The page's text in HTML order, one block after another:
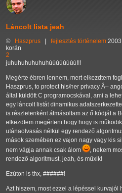
Láncolt lista jeah
© Haszprus | fejlesztés történelem
korán
2
juhuhuhuhuhuhúúúúúúúú!!!
Megérte ébren lennem, mert elkezdtem
Haszprus, to protect his/her privacy Â–
által küldött C programocskával, ami a
egy láncolt listát dinamikus
is részletenként átmásoltam az ő kódját a
elkezdtem megérteni hogy hogy is
utánaolvasás nélkül egy rendező
mások szemében ez vajon nagy vagy kis
nem vágja annak csak álom
, nekem
rendező algoritmust, jeah, és műxik!
Ezúton is thx, ######!
Azt hiszem, most ezzel a lépéssel kurvajól